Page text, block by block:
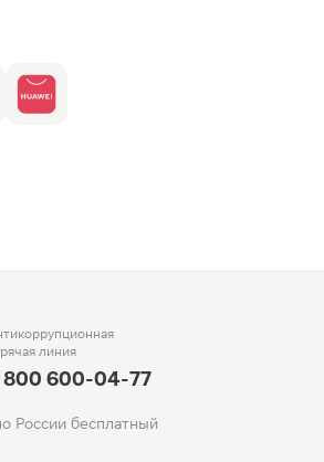
линия
800 600-04-77
России бесплатный